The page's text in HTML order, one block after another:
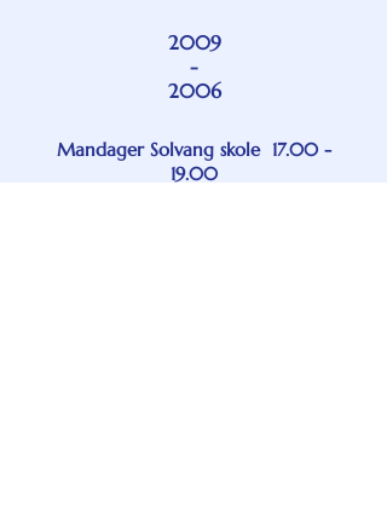
2009
-
2006
Mandager Solvang skole 17.00 -
19.00